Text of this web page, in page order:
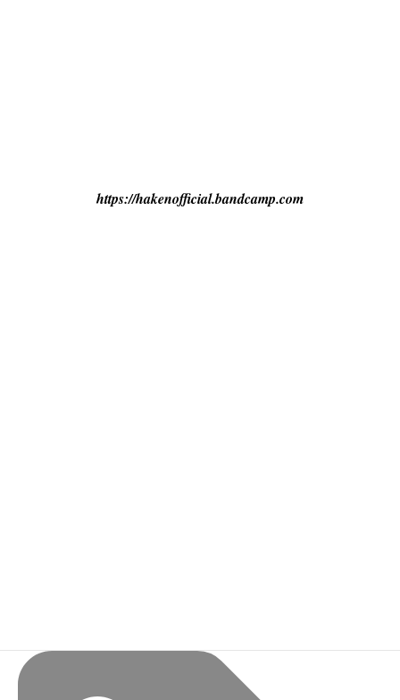
https://hakenofficial.bandcamp.com